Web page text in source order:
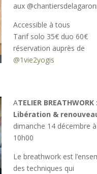
aux
Accessible à tous
Tarif solo 35€ duo 60€
réservation auprès de
@1vie2yogis
ATELIER BREATHWORK :
Libération &
dimanche 14 décembre à
10h00
Le breathwork est
des techniques qui